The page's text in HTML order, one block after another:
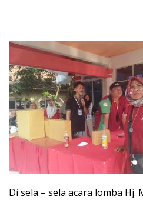
Di sela – sela acara lomba